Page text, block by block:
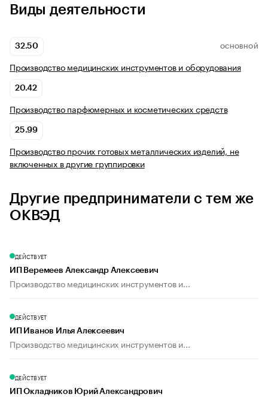
Виды деятельности
32.50 ОСНОВНОЙ
Производство медицинских инструментов и оборудования
20.42
Производство парфюмерных и косметических средств
25.99
Производство прочих готовых металлических изделий, не
включенных в другие группировки
Другие предприниматели с тем же
ОКВЭД
ДЕЙСТВУЕТ
ИП Веремеев Александр Алексеевич
Производство медицинских инструментов и...
ДЕЙСТВУЕТ
ИП Иванов Илья Алексеевич
Производство медицинских инструментов и...
ДЕЙСТВУЕТ
ИП Окладников Юрий Александрович